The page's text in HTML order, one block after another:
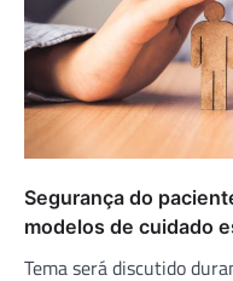
Segurança do
modelos de cuidado
Tema será discutido